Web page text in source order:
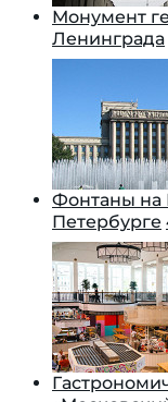
Монумент
Ленинграда
Фонтаны на
Петербурге